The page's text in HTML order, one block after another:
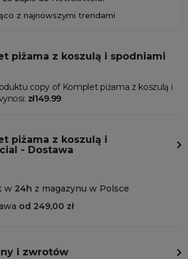
z najnowszymi trendami
piżama z koszulą i spodniami
copy of Komplet piżama z koszulą i
zł149.99
piżama z koszulą i
- Dostawa
w 24h z magazynu w Polsce
od 249,00 zł
i zwrotów